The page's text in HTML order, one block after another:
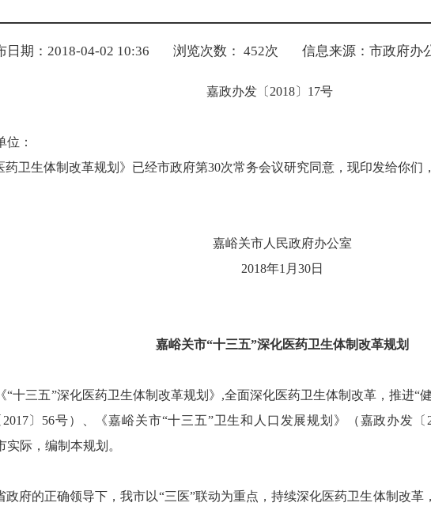
日期：2018-04-02 10:36 浏览次数： 452次 信息来源：市政府办
嘉政办发〔 2018〕 17号
：
药卫生体制改革规划》已经市政府第30次常务会议研究同意，现印发给你们
嘉峪关市人民政府办公室
2018年1 月 30日
嘉峪关市“十三五”深化医药卫生体制改革规划
“十三五”深化医药卫生体制改革规划》 ,全面深化医药卫生体制改革，推进“
2017〕 56号）、《嘉峪关市“十三五”卫生和人口发展规划》（嘉政办发〔
际，编制本规划。
政府的正确领导下，我市以“三医”联动为重点，持续深化医药卫生体制改